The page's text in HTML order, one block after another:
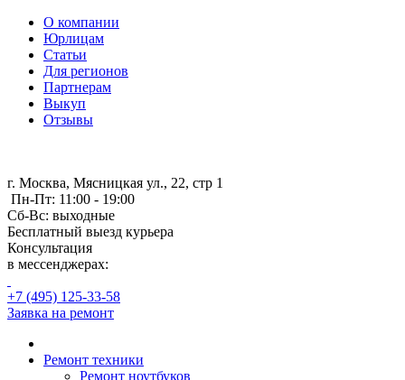
О компании
Юрлицам
Статьи
Для регионов
Партнерам
Выкуп
Отзывы
г. Москва, Мясницкая ул., 22, стр 1
Пн-Пт: 11:00 - 19:00
Сб-Вс: выходные
Бесплатный выезд курьера
Консультация
в мессенджерах:
+7 (495) 125-33-58
Заявка на ремонт
Ремонт техники
Ремонт ноутбуков